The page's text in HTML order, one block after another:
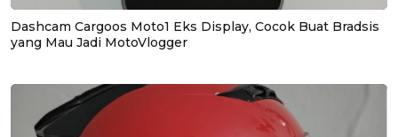
Dashcam Cargoos Moto1 Eks Display, Cocok Buat Bradsis
yang Mau Jadi MotoVlogger